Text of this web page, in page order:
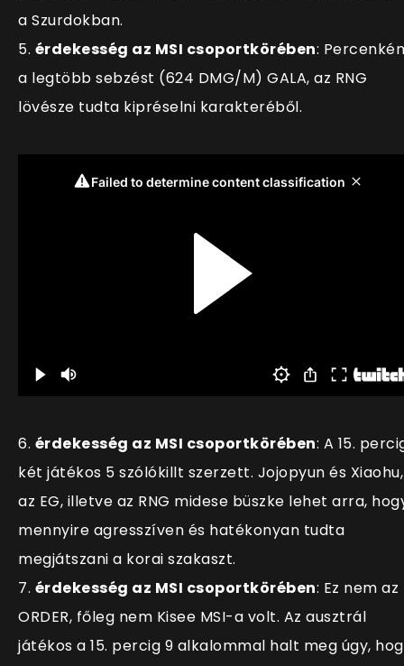
a Szurdokban.
5. érdekesség az MSI csoportkörében:
a legtöbb sebzést (624 DMG/M) GALA, az RNG
lövésze tudta kipréselni karakteréből.
6. érdekesség az MSI csoportkörében: A 15.
két játékos 5 szólókillt szerzett. Jojopyun és Xiaohu,
az EG, illetve az RNG midese büszke lehet arra,
mennyire agresszíven és hatékonyan tudta
megjátszani a korai szakaszt.
7. érdekesség az MSI csoportkörében: Ez nem az
ORDER, főleg nem Kisee MSI-a volt. Az ausztrál
játékos a 15. percig 9 alkalommal halt meg úgy,